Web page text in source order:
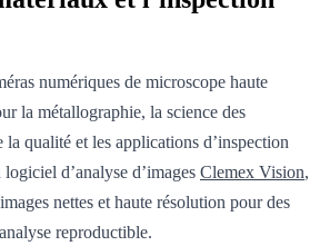
numériques de microscope haute
la métallographie, la science des
qualité et les applications d’inspection
d’analyse d’images Clemex Vision,
nettes et haute résolution pour des
reproductible.